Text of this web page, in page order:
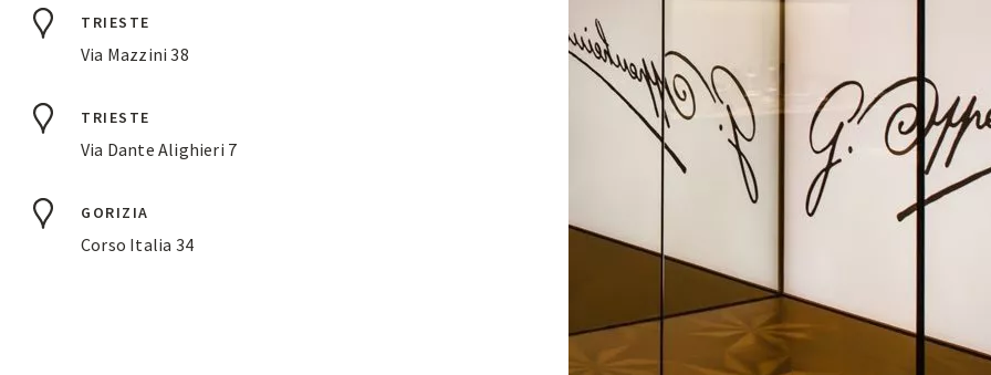
TRIESTE
Via Mazzini 38
TRIESTE
Via Dante Alighieri 7
GORIZIA
Corso Italia 34